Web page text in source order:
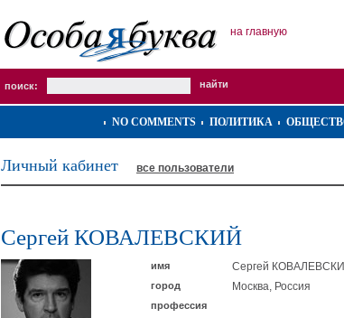
на главную
поиск:
NO COMMENTS ПОЛИТИКА
Личный кабинет все пользователи
Сергей КОВАЛЕВСКИЙ
имя Сергей
город Москва, Россия
профессия